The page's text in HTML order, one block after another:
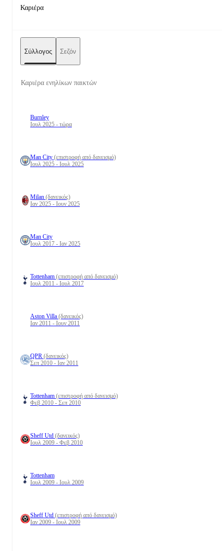
Καριέρα
Σύλλογος Σεζόν
Καριέρα ενηλίκων παικτών
Burnley
Ιουλ 2025 - τώρα
Man City (επιστροφή από δανεισμό)
Ιουλ 2025 - Ιουλ 2025
Milan (δανεικός)
Ιαν 2025 - Ιουν 2025
Man City
Ιουλ 2017 - Ιαν 2025
Tottenham (επιστροφή από δανεισμό)
Ιουλ 2011 - Ιουλ 2017
Aston Villa (δανεικός)
Ιαν 2011 - Ιουν 2011
QPR (δανεικός)
Σεπ 2010 - Ιαν 2011
Tottenham (επιστροφή από δανεισμό)
Φεβ 2010 - Σεπ 2010
Sheff Utd (δανεικός)
Ιουλ 2009 - Φεβ 2010
Tottenham
Ιουλ 2009 - Ιουλ 2009
Sheff Utd (επιστροφή από δανεισμό)
Ιαν 2009 - Ιουλ 2009